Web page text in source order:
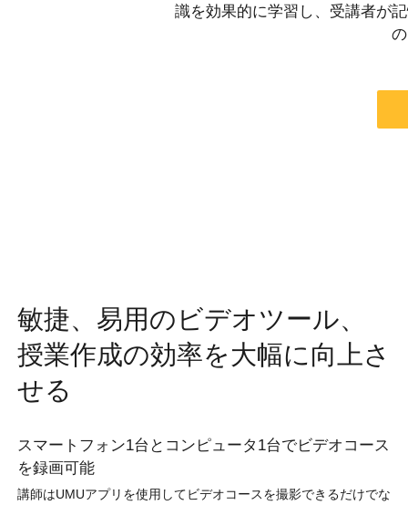
識を効果的に学習し、受講者が
敏捷、易用のビデオツール、
授業作成の効率を大幅に向上さ
せる
スマートフォン1台とコンピュータ1台でビデオコース
を録画可能
講師はUMUアプリを使用してビデオコースを撮影できるだけでな